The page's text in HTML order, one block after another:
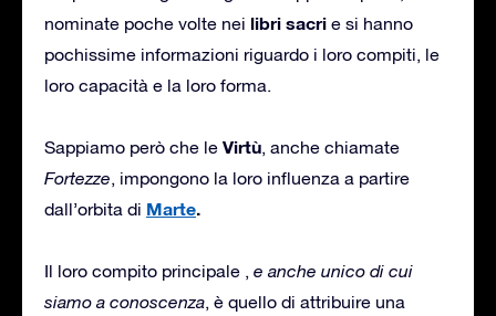
nominate poche volte nei libri sacri e si hanno
pochissime informazioni riguardo i loro compiti, le
loro capacità e la loro forma.
Sappiamo però che le Virtù, anche chiamate
Fortezze, impongono la loro influenza a partire
dall’orbita di Marte.
Il loro compito principale , e anche unico di cui
siamo a conoscenza, è quello di attribuire una